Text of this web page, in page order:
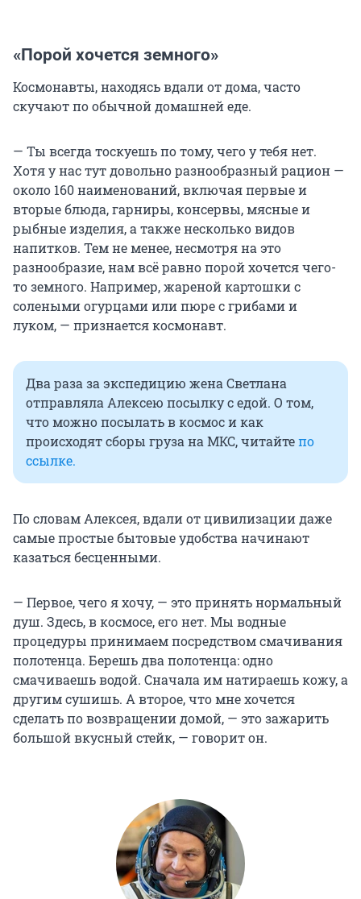
«Порой хочется земного»
Космонавты, находясь вдали от дома, часто
скучают по обычной домашней еде.
— Ты всегда тоскуешь по тому, чего у тебя нет.
Хотя у нас тут довольно разнообразный рацион —
около 160 наименований, включая первые и
вторые блюда, гарниры, консервы, мясные и
рыбные изделия, а также несколько видов
напитков. Тем не менее, несмотря на это
разнообразие, нам всё равно порой хочется чего-
то земного. Например, жареной картошки с
солеными огурцами или пюре с грибами и
луком, — признается космонавт.
Два раза за экспедицию жена Светлана
отправляла Алексею посылку с едой. О том,
что можно посылать в космос и как
происходят сборы груза на МКС, читайтепо
ссылке.
По словам Алексея, вдали от цивилизации даже
самые простые бытовые удобства начинают
казаться бесценными.
— Первое, чего я хочу, — это принять нормальный
душ. Здесь, в космосе, его нет. Мы водные
процедуры принимаем посредством смачивания
полотенца. Берешь два полотенца: одно
смачиваешь водой. Сначала им натираешь кожу, а
другим сушишь. А второе, что мне хочется
сделать по возвращении домой, — это зажарить
большой вкусный стейк, — говорит он.